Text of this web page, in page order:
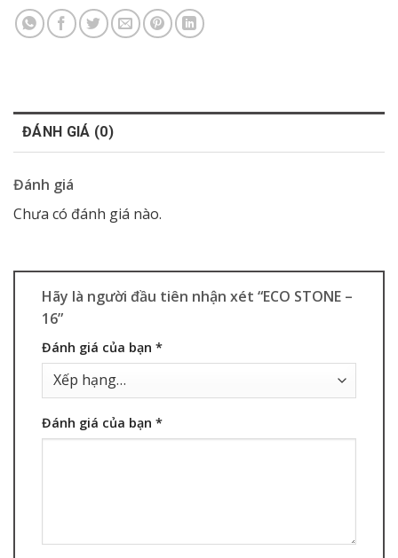
ĐÁNH GIÁ (0)
Đánh giá
Chưa có đánh giá nào.
Hãy là người đầu tiên nhận xét “ECO STONE –
16”
Đánh giá của bạn *
Đánh giá của bạn *